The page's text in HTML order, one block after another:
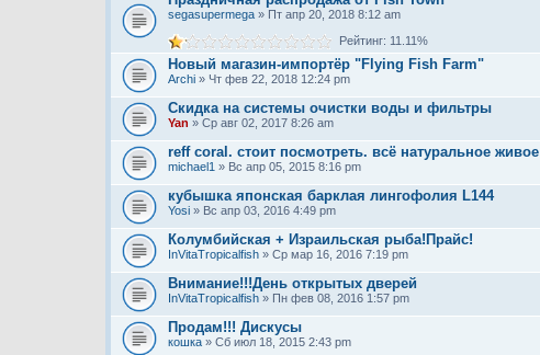
segasupermega » Пт апр 20, 2018 8:12 am
Рейтинг: 11.11%
Новый магазин-импортёр "Flying Fish Farm‎"
Archi » Чт фев 22, 2018 12:24 pm
Скидка на системы очистки воды и фильтры
Yan » Ср авг 02, 2017 8:26 am
reff coral. стоит посмотреть. всё натуральное живое
michael1 » Вс апр 05, 2015 8:16 pm
кубышка японская барклая лингофолия L144
Yosi » Вс апр 03, 2016 4:49 pm
Колумбийская + Израильская рыба!Прайс!
InVitaTropicalfish » Ср мар 16, 2016 7:19 pm
Внимание!!!День открытых дверей
InVitaTropicalfish » Пн фев 08, 2016 1:57 pm
Продам!!! Дискусы
кошка » Сб июл 18, 2015 2:43 pm